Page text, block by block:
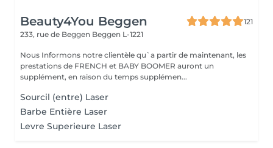
Beauty4You Beggen
121
233, rue de Beggen Beggen L-1221
Nous Informons notre clientèle qu`a partir de maintenant, les
prestations de FRENCH et BABY BOOMER auront un
supplément, en raison du temps supplémen...
Sourcil (entre) Laser
Barbe Entière Laser
Levre Superieure Laser